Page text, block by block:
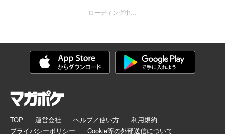
プロジェクトの登録商標ですローディング中…
TOP 運営会社 ヘルプ／使い方
利用規約
プライバシーポリシー
Cookie等の外部送信について